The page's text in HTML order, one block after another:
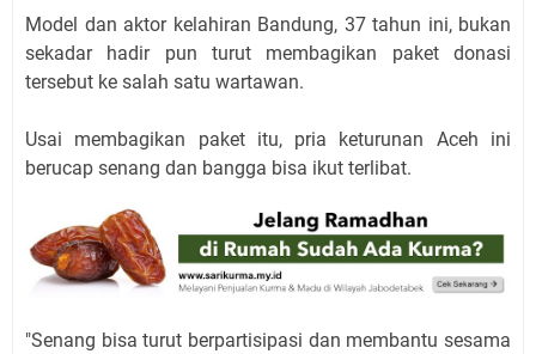
Model dan aktor kelahiran Bandung, 37 tahun ini, bukan
sekadar hadir pun turut membagikan paket donasi
tersebut ke salah satu wartawan.
Usai membagikan paket itu, pria keturunan Aceh ini
berucap senang dan bangga bisa ikut terlibat.
"Senang bisa turut berpartisipasi dan membantu sesama